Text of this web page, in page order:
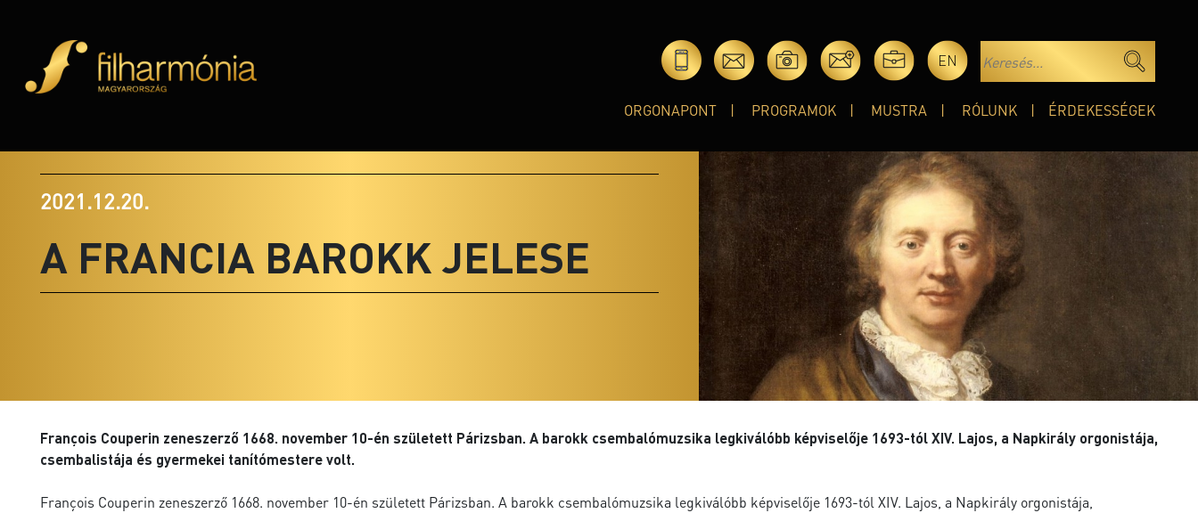
EN
ORGONAPONT PROGRAMOK MUSTRA RÓLUNK ÉRDEKESSÉGEK
2021.12.20.
A FRANCIA BAROKK JELESE
François Couperin zeneszerző 1668. november 10-én született Párizsban. A barokk csembalómuzsika legkiválóbb képviselője 1693-tól XIV. Lajos, a Napkirály orgonistája,
csembalistája és gyermekei tanítómestere volt.
François Couperin zeneszerző 1668. november 10-én született Párizsban. A barokk csembalómuzsika legkiválóbb képviselője 1693-tól XIV. Lajos, a Napkirály orgonistája,